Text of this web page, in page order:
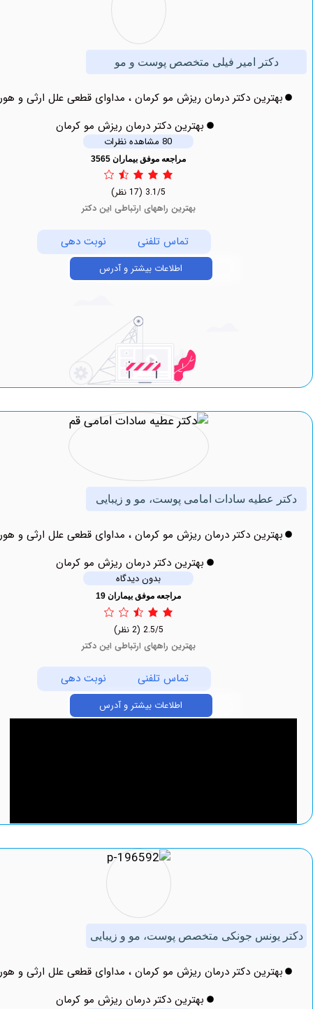
امیر فیلی متخصص پوست و مو
دکتر درمان ریزش مو کرمان ، مداوای قطعی علل ارثی و هورمونی
بهترین دکتر درمان ریزش مو کرمان
مراجعه موفق بیماران 3565
بهترین راههای ارتباطی این دکتر
تماس تلفنی نوبت دهی
اطلاعات بیشتر و آدرس
عطیه سادات امامی پوست، مو و زیبایی
دکتر درمان ریزش مو کرمان ، مداوای قطعی علل ارثی و هورمونی
بهترین دکتر درمان ریزش مو کرمان
بدون دیدگاه
مراجعه موفق بیماران 19
بهترین راههای ارتباطی این دکتر
تماس تلفنی نوبت دهی
اطلاعات بیشتر و آدرس
جونکی متخصص پوست، مو و زیبایی
دکتر درمان ریزش مو کرمان ، مداوای قطعی علل ارثی و هورمونی
بهترین دکتر درمان ریزش مو کرمان